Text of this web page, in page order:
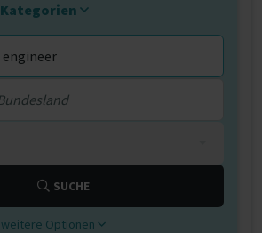
SUCHE
Optionen